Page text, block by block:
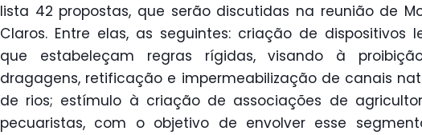
lista 42 propostas, que serão discutidas na reunião de
Claros. Entre elas, as seguintes: criação de dispositivos
que estabeleçam regras rígidas, visando à
dragagens, retificação e impermeabilização de canais
de rios; estímulo à criação de associações de
pecuaristas, com o objetivo de envolver esse